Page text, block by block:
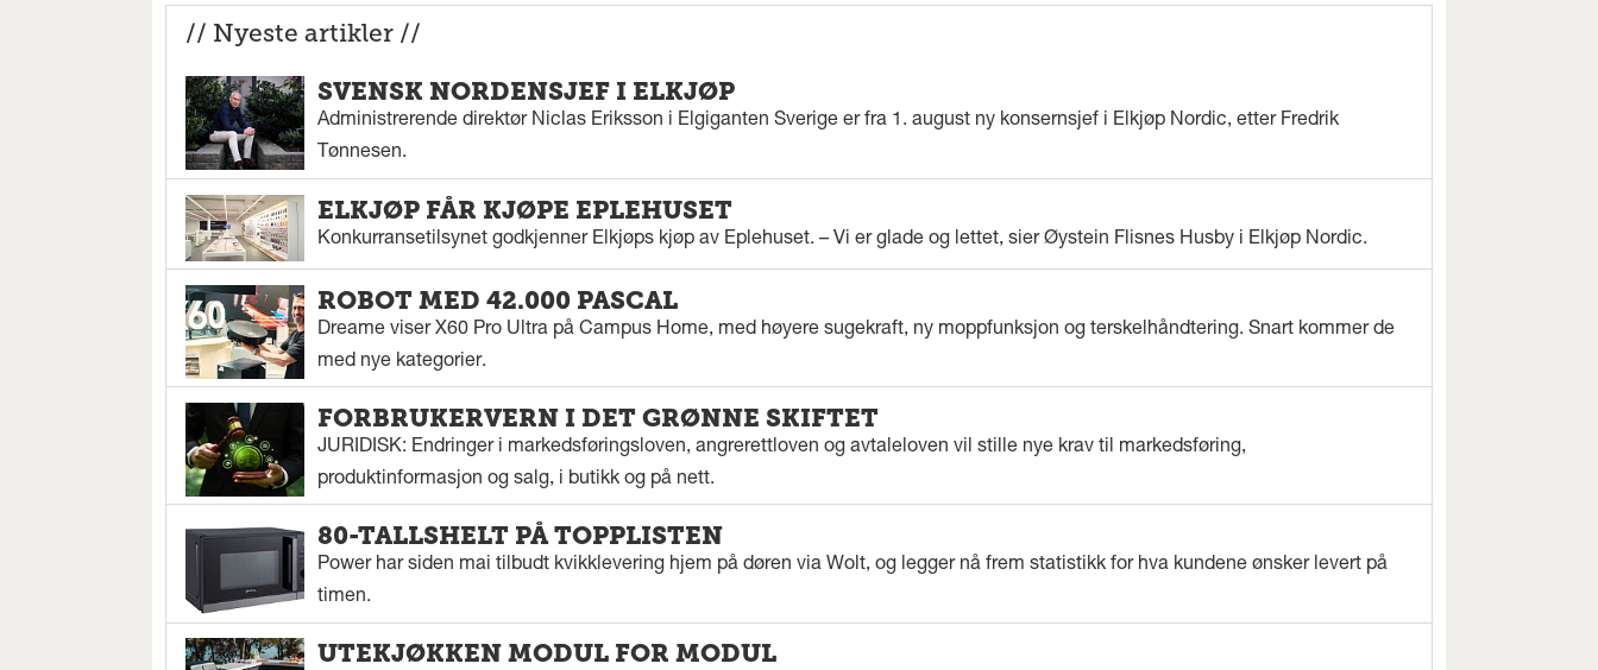
// Nyeste artikler //
SVENSK NORDENSJEF I ELKJØP
Administrerende direktør Niclas Eriksson i Elgiganten Sverige er fra 1. august ny konsernsjef i Elkjøp Nordic, etter Fredrik
Tønnesen.
ELKJØP FÅR KJØPE EPLEHUSET
Konkurransetilsynet godkjenner Elkjøps kjøp av Eplehuset. – Vi er glade og lettet, sier Øystein Flisnes Husby i Elkjøp Nordic.
ROBOT MED 42.000 PASCAL
Dreame viser X60 Pro Ultra på Campus Home, med høyere sugekraft, ny moppfunksjon og terskelhåndtering. Snart kommer de
med nye kategorier.
FORBRUKERVERN I DET GRØNNE SKIFTET
JURIDISK: Endringer i markedsføringsloven, angrerettloven og avtaleloven vil stille nye krav til markedsføring,
produktinformasjon og salg, i butikk og på nett.
80-TALLSHELT PÅ TOPPLISTEN
Power har siden mai tilbudt kvikklevering hjem på døren via Wolt, og legger nå frem statistikk for hva kundene ønsker levert på
timen.
UTEKJØKKEN MODUL FOR MODUL